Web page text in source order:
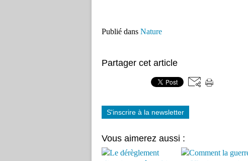
Publié dans Nature
Partager cet article
S'inscrire à la newsletter
Vous aimerez aussi :